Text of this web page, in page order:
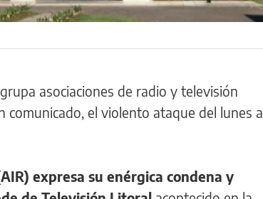
asociaciones de radio y televisión
el violento ataque del lunes a
expresa su enérgica condena y